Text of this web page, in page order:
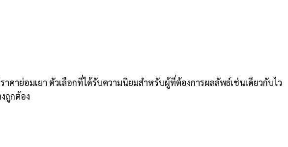
คาย่อมเยา ตัวเลือกที่ได้รับความนิยมสำหรับผู้ที่ต้องการผลลัพธ์เช่นเดียวกับไว
ถูกต้อง